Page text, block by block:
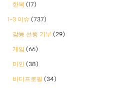
한복 (17)
1-3 이슈 (737)
감동 선행 기부 (29)
게임 (66)
미인 (38)
바디프로필 (34)